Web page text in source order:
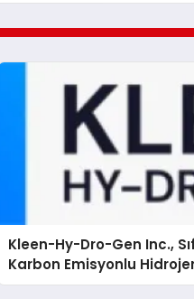
Kleen-Hy-Dro-Gen Inc.,
Karbon Emisyonlu
Isıtma Teknolojisinde ISO